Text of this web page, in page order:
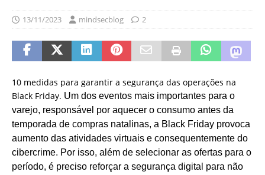
13/11/2023 mindsecblog 2
10 medidas para garantir a segurança das operações na
Black Friday. Um dos eventos mais importantes para o
varejo, responsável por aquecer o consumo antes da
temporada de compras natalinas, a Black Friday provoca
aumento das atividades virtuais e consequentemente do
cibercrime. Por isso, além de selecionar as ofertas para o
período, é preciso reforçar a segurança digital para não